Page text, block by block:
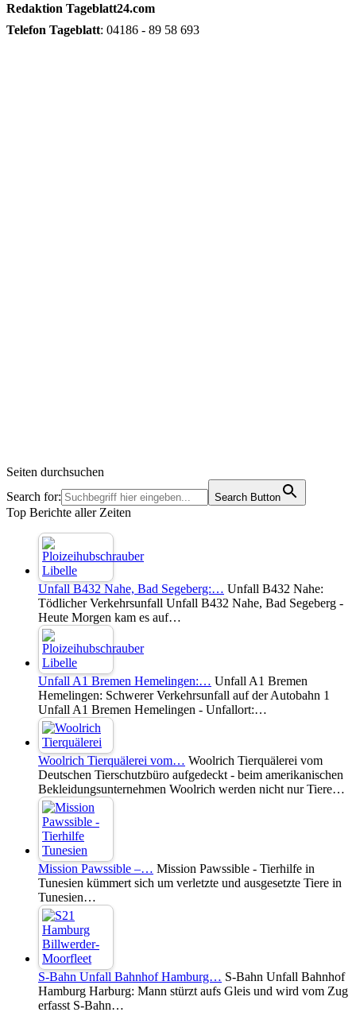
Redaktion Tageblatt24.com
Telefon Tageblatt: 04186 - 89 58 693
Seiten durchsuchen
Search for:
Search Button
Top Berichte aller Zeiten
Unfall B432 Nahe, Bad Segeberg:… Unfall B432 Nahe:
Tödlicher Verkehrsunfall Unfall B432 Nahe, Bad Segeberg -
Heute Morgen kam es auf…
Unfall A1 Bremen Hemelingen:… Unfall A1 Bremen
Hemelingen: Schwerer Verkehrsunfall auf der Autobahn 1
Unfall A1 Bremen Hemelingen - Unfallort:…
Woolrich Tierquälerei vom… Woolrich Tierquälerei vom
Deutschen Tierschutzbüro aufgedeckt - beim amerikanischen
Bekleidungsunternehmen Woolrich werden nicht nur Tiere…
Mission Pawssible –… Mission Pawssible - Tierhilfe in
Tunesien kümmert sich um verletzte und ausgesetzte Tiere in
Tunesien…
S-Bahn Unfall Bahnhof Hamburg… S-Bahn Unfall Bahnhof
Hamburg Harburg: Mann stürzt aufs Gleis und wird vom Zug
erfasst S-Bahn…